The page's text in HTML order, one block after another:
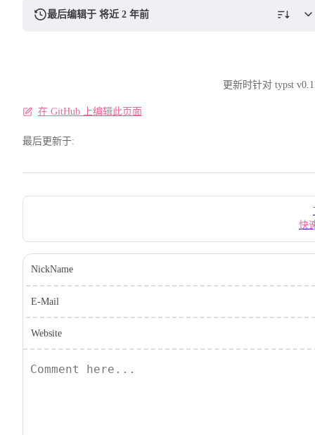
最后编辑于 将近 2 年前
更新时针对 typst
在 GitHub 上编辑此页面
最后更新于:
Pager
快
NickName
E-Mail
Website